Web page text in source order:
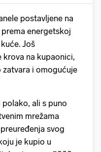
postavljene na
energetskoj
Još
na kupaonici,
i omogućuje
polako, ali s puno
mrežama
svog
je kupio u